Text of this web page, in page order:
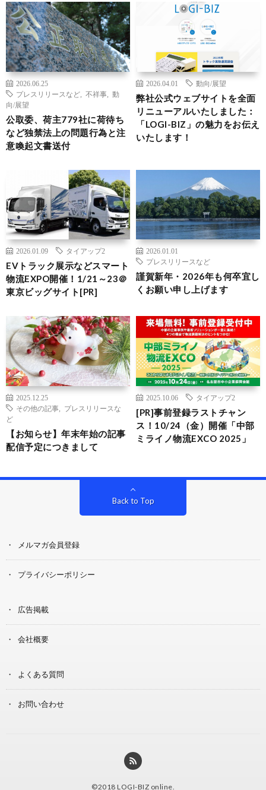
2026.06.25
プレスリリースなど
不祥事
動
向/展望
公取委、荷主779社に荷待ち
など独禁法上の問題行為と注
意喚起文書送付
2026.04.01 動向/展望
弊社公式ウェブサイトを全面
リニューアルいたしました：
「LOGI-BIZ」の魅力をお伝え
いたします！
2026.01.09 タイアップ2
EVトラック展示などスマート
物流EXPO開催！1/21～23＠
東京ビッグサイト[PR]
2026.01.01
プレスリリースなど
謹賀新年・2026年も何卒宜し
くお願い申し上げます
2025.12.25
その他の記事
プレスリリースな
ど
【お知らせ】年末年始の記事
配信予定につきまして
2025.10.06 タイアップ2
[PR]事前登録ラストチャン
ス！10/24（金）開催「中部
ミライノ物流EXCO 2025」
Back to Top
メルマガ会員登録
プライバシーポリシー
広告掲載
会社概要
よくある質問
お問い合わせ
©2018 LOGI-BIZ online